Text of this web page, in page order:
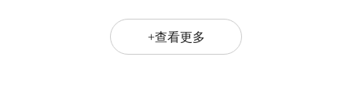
+查看更多